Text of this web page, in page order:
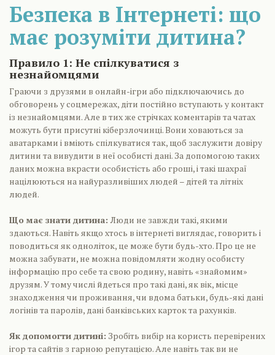
Безпека в Інтернеті: що
має розуміти дитина?
Правило 1: Не спілкуватися з
незнайомцями
Граючи з друзями в онлайн-ігри або підключаючись до
обговорень у соцмережах, діти постійно вступають у контакт
із незнайомцями. Але в тих же стрічках коментарів та чатах
можуть бути присутні кіберзлочинці. Вони ховаються за
аватарками і вміють спілкуватися так, щоб заслужити довіру
дитини та вивудити в неї особисті дані. За допомогою таких
даних можна вкрасти особистість або гроші, і такі шахраї
націлюються на найуразливіших людей – дітей та літніх
людей.
Що має знати дитина: Люди не завжди такі, якими
здаються. Навіть якщо хтось в інтернеті виглядає, говорить і
поводиться як одноліток, це може бути будь-хто. Про це не
можна забувати, не можна повідомляти жодну особисту
інформацію про себе та свою родину, навіть «знайомим»
друзям. У тому числі йдеться про такі дані, як вік, місце
знаходження чи проживання, чи вдома батьки, будь-які дані
логінів та паролів, дані банківських карток та рахунків.
Як допомогти дитині: Зробіть вибір на користь перевірених
ігор та сайтів з гарною репутацією. Але навіть так ви не